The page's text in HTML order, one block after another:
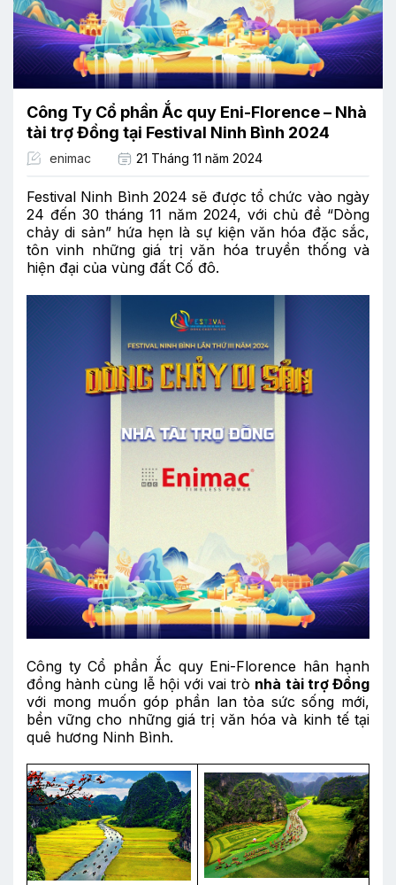
Công Ty Cổ phần Ắc quy Eni-Florence – Nhà
tài trợ Đồng tại Festival Ninh Bình 2024
enimac 21 Tháng 11 năm 2024
Festival Ninh Bình 2024 sẽ được tổ chức vào ngày
24 đến 30 tháng 11 năm 2024, với chủ đề “Dòng
chảy di sản” hứa hẹn là sự kiện văn hóa đặc sắc,
tôn vinh những giá trị văn hóa truyền thống và
hiện đại của vùng đất Cố đô.
Công ty Cổ phần Ắc quy Eni-Florence hân hạnh
đồng hành cùng lễ hội với vai trò nhà tài trợĐồng
với mong muốn góp phần lan tỏa sức sống mới,
bền vững cho những giá trị văn hóa và kinh tế tại
quê hương Ninh Bình.